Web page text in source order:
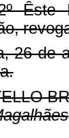
Êste
26 de